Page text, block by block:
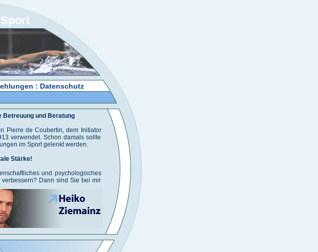
: Datenschutz
Betreuung und Beratung
Pierre de Coubertin, dem Initiator
verwendet. Schon damals sollte
im Sport gelenkt werden.
Stärke!
und psychologisches
Dann sind Sie bei mir